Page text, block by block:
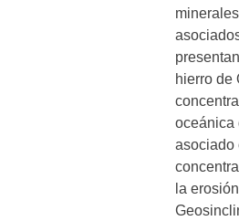
hierro de
oceánica
asociado
la